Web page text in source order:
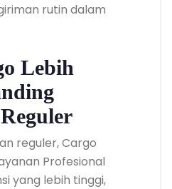
rutin dalam
Lebih
reguler, Cargo
Profesional
yang lebih tinggi,